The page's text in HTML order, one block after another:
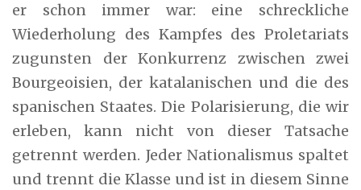
er schon immer war: eine schreckliche
Wiederholung des Kampfes des Proletariats
zugunsten der Konkurrenz zwischen zwei
Bourgeoisien, der katalanischen und die des
spanischen Staates. Die Polarisierung, die wir
erleben, kann nicht von dieser Tatsache
getrennt werden. Jeder Nationalismus spaltet
und trennt die Klasse und ist in diesem Sinne